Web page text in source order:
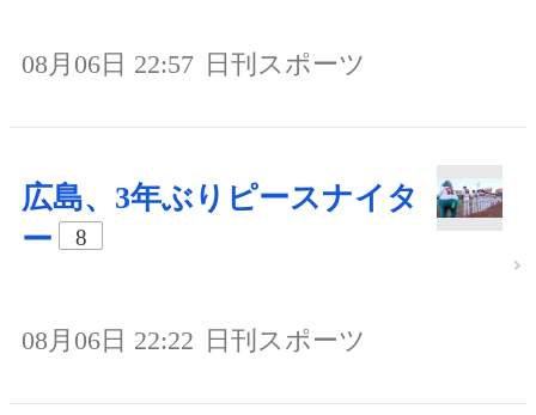
08月06日 22:57 日刊スポーツ
広島、3年ぶりピースナイタ
ー
8
08月06日 22:22 日刊スポーツ